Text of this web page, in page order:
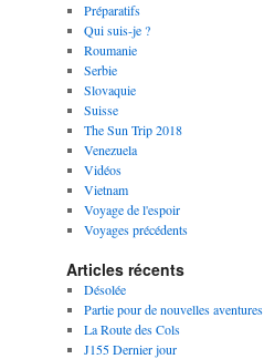
Préparatifs
Qui suis-je ?
Roumanie
Serbie
Slovaquie
Suisse
The Sun Trip 2018
Venezuela
Vidéos
Vietnam
Voyage de l'espoir
Voyages précédents
Articles récents
Désolée
Partie pour de nouvelles aventures
La Route des Cols
J155 Dernier jour